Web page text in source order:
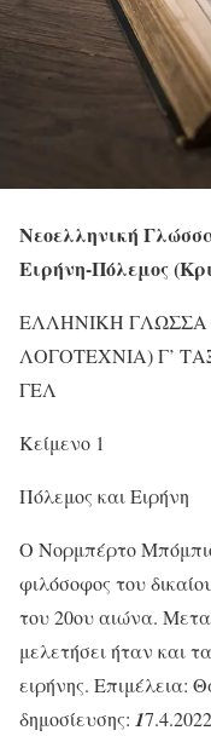
Νεοελληνική
Ειρήνη-Πόλεμος
ΕΛΛΗΝΙΚΗ
ΛΟΓΟΤΕΧΝΙΑ) Γ’
ΓΕΛ
Κείμενο 1
Πόλεμος και Ειρήνη
Ο Νορμπέρτο
φιλόσοφος του
του 20ου αιώνα.
μελετήσει ήταν και
ειρήνης. Επιμέλεια:
δημοσίευσης: 17.4.2022